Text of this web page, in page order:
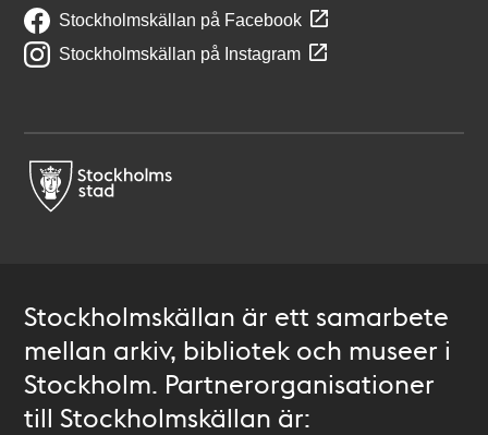
Stockholmskällan på Facebook
Stockholmskällan på Instagram
Stockholmskällan är ett samarbete
mellan arkiv, bibliotek och museer i
Stockholm. Partnerorganisationer
till Stockholmskällan är: